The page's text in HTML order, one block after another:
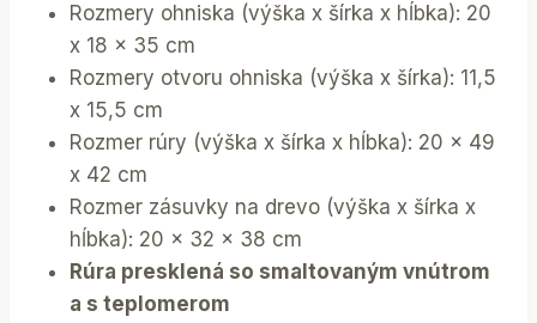
Rozmery ohniska (výška x šírka x hĺbka): 20
x 18 x 35 cm
Rozmery otvoru ohniska (výška x šírka): 11,5
x 15,5 cm
Rozmer rúry (výška x šírka x hĺbka): 20 x 49
x 42 cm
Rozmer zásuvky na drevo (výška x šírka x
hĺbka): 20 x 32 x 38 cm
Rúra presklená so smaltovaným vnútrom
a s teplomerom